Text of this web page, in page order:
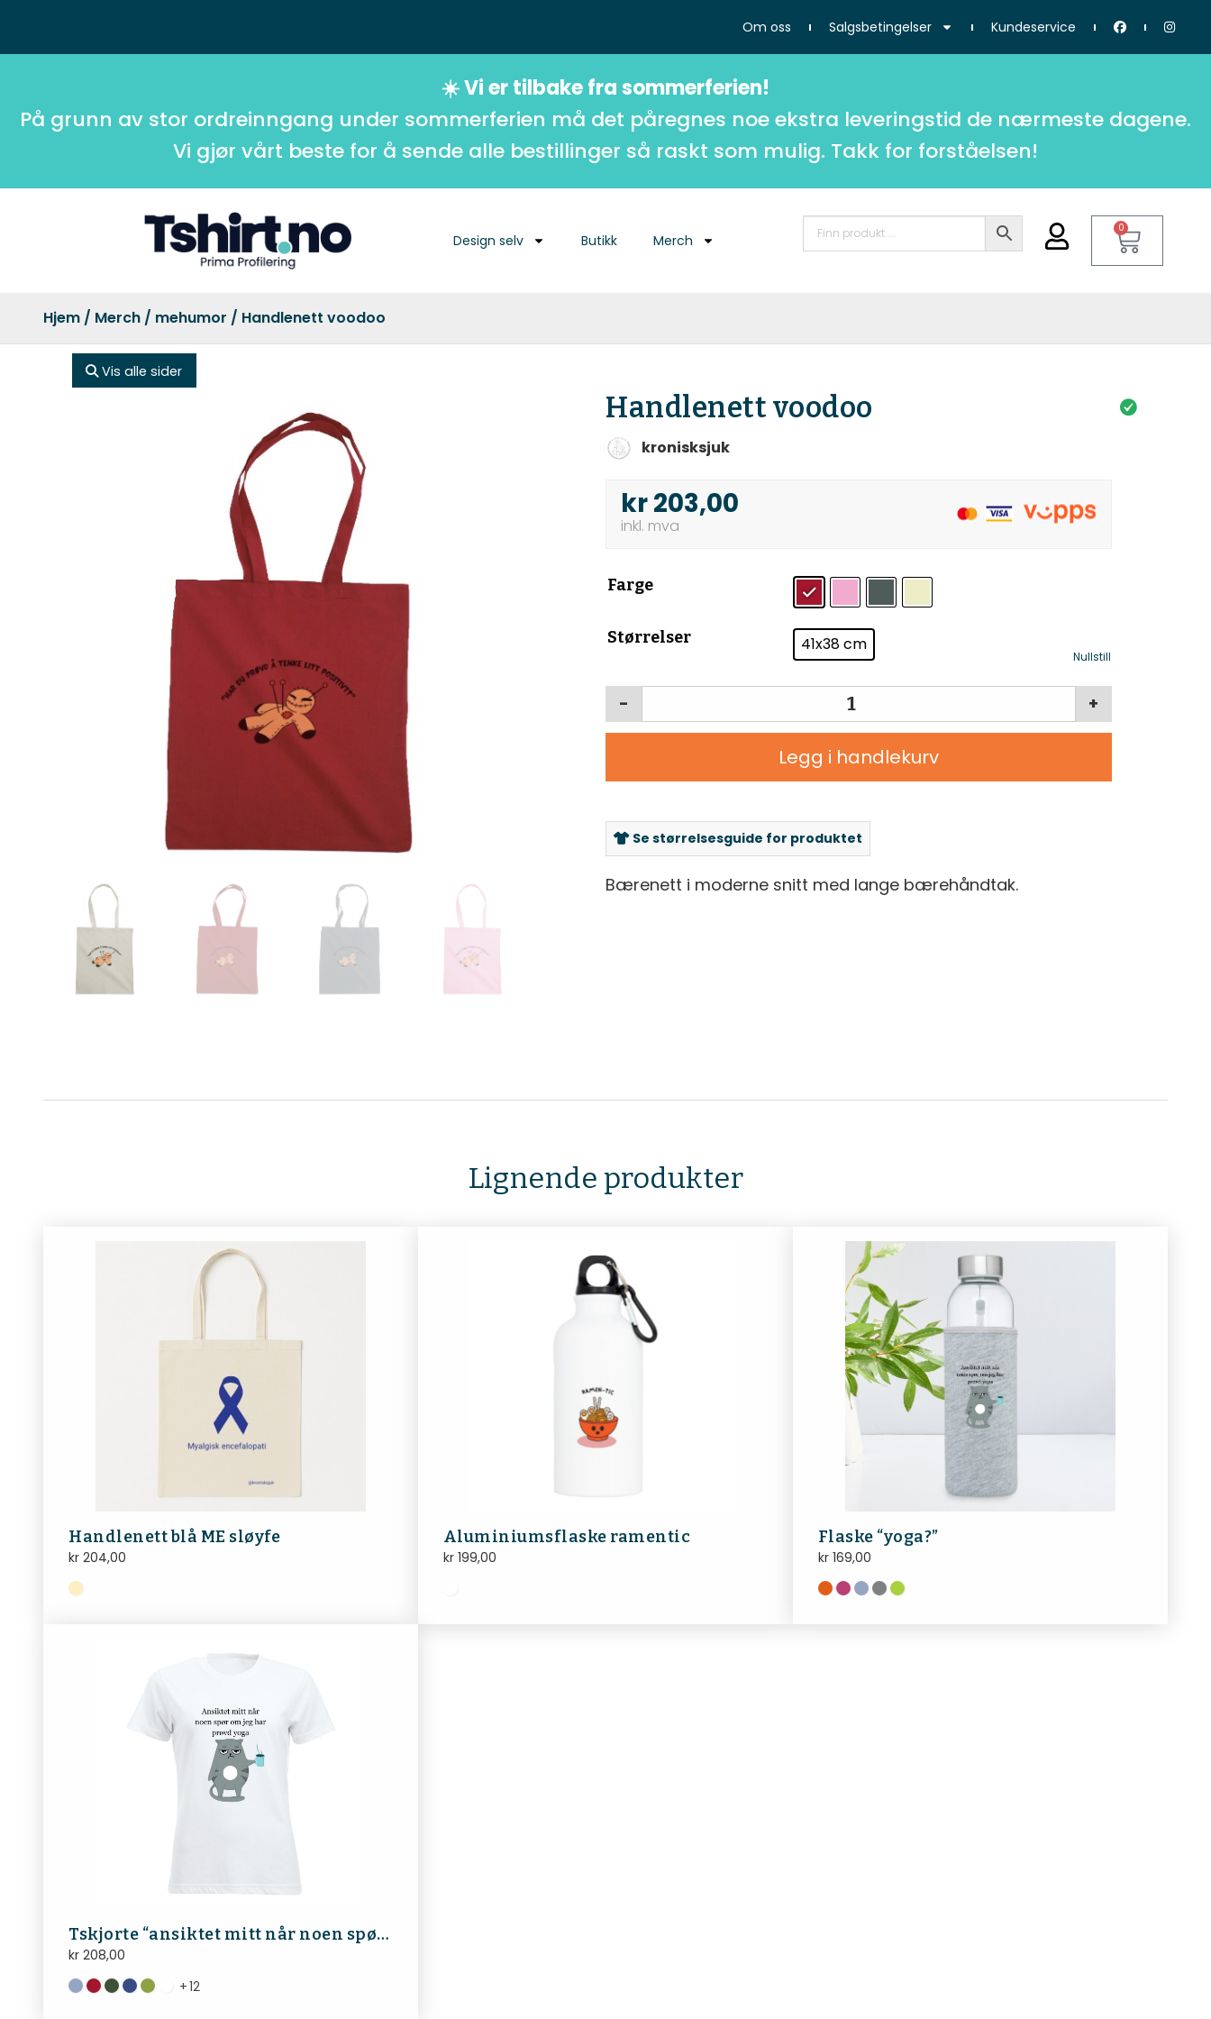
Om oss Salgsbetingelser Kundeservice
☀️ Vi er tilbake fra sommerferien!
På grunn av stor ordreinngang under sommerferien må det påregnes noe ekstra leveringstid de nærmeste dagene.
Vi gjør vårt beste for å sende alle bestillinger så raskt som mulig. Takk for forståelsen!
Design selv Butikk Merch
0
Hjem / Merch / mehumor / Handlenett voodoo
Vis alle sider
Handlenett voodoo
kronisksjuk
kr203,00
Farge
Størrelser 41x38 cm
Nullstill
+
-
Legg i handlekurv
Se størrelsesguide for produktet
Bærenett i moderne snitt med lange bærehåndtak.
Lignende produkter
Handlenett blå ME sløyfe
kr 204,00
Aluminiumsflaske ramentic
kr199,00
Flaske “yoga?”
kr169,00
Tskjorte “ansiktet mitt når noen spør om jeg har prøvd yoga”
kr 208,00
+12